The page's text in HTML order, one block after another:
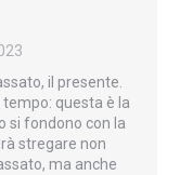
il presente.
questa è la
si fondono con la
stregare non
ma anche